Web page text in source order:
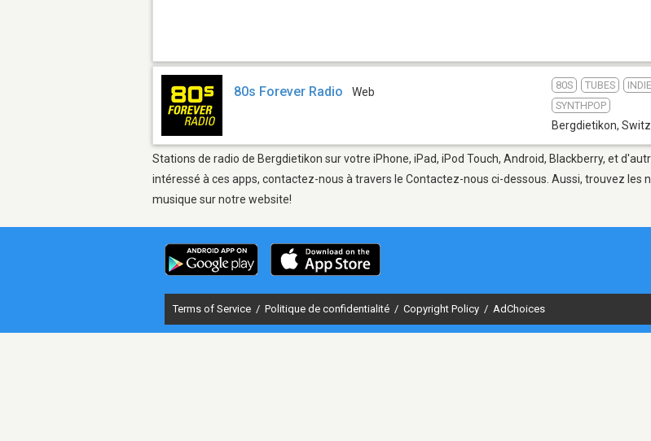
80s Forever Radio Web
80S TUBES INDIE
SYNTHPOP
Bergdietikon,
Stations de radio de Bergdietikon sur votre iPhone, iPad, iPod Touch, Android, Blackberry, et
intéressé à ces apps, contactez-nous à travers le Contactez-nous ci-dessous. Aussi, trouvez les
musique sur notre website!
Terms of Service / Politique de confidentialité / Copyright Policy / AdChoices